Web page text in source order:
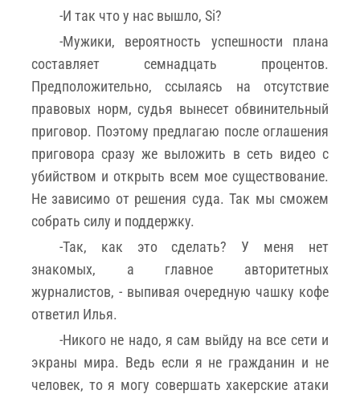
-И так что у нас вышло, Si?
-Мужики, вероятность успешности плана
составляет семнадцать процентов.
Предположительно, ссылаясь на отсутствие
правовых норм, судья вынесет обвинительный
приговор. Поэтому предлагаю после оглашения
приговора сразу же выложить в сеть видео с
убийством и открыть всем мое существование.
Не зависимо от решения суда. Так мы сможем
собрать силу и поддержку.
-Так, как это сделать? У меня нет
знакомых, а главное авторитетных
журналистов, - выпивая очередную чашку кофе
ответил Илья.
-Никого не надо, я сам выйду на все сети и
экраны мира. Ведь если я не гражданин и не
человек, то я могу совершать хакерские атаки